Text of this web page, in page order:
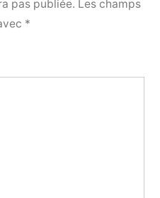
pas publiée. Les champs
*